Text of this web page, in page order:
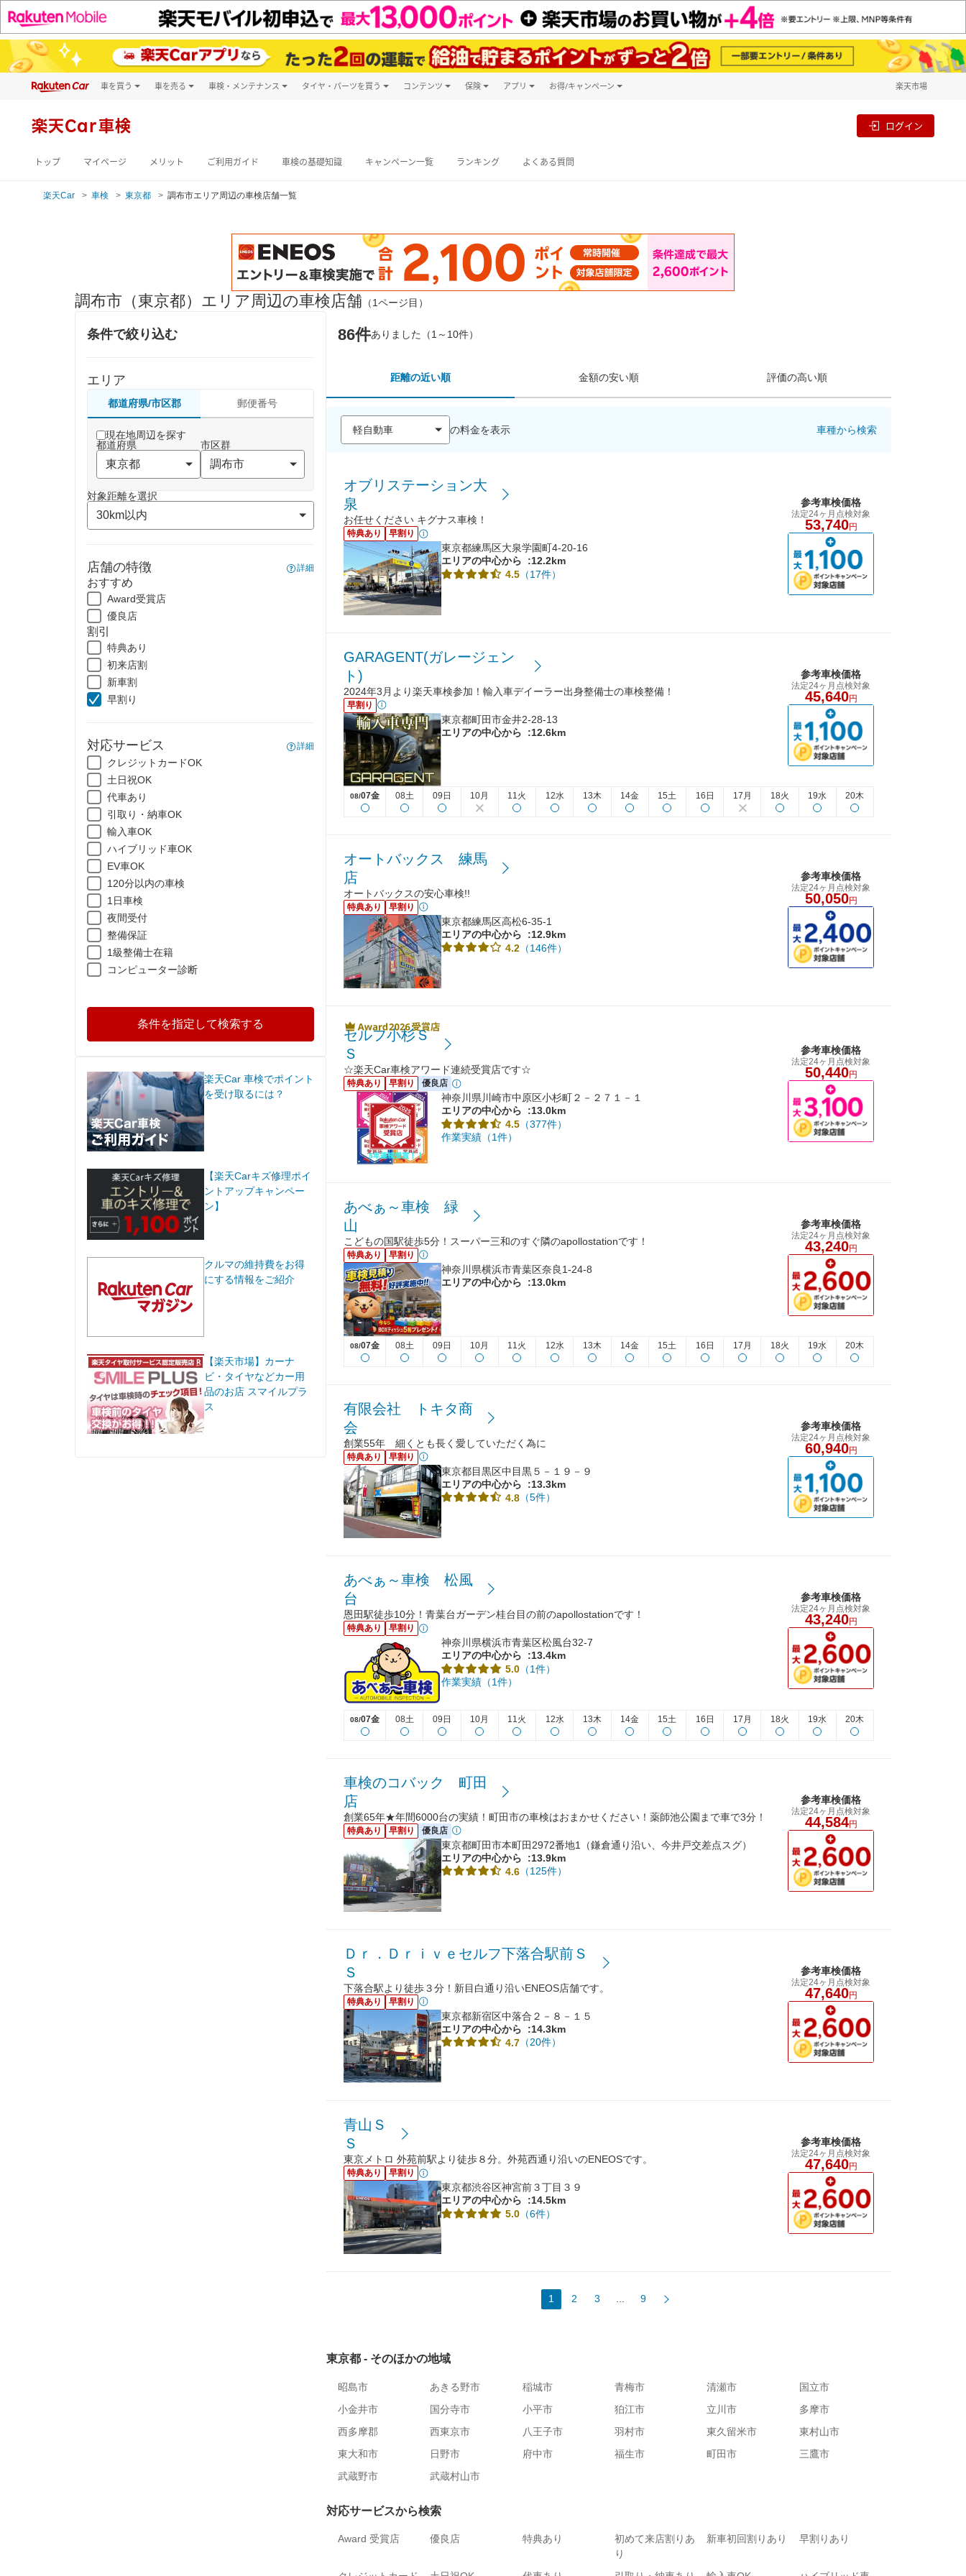
車を買う
新車
車を売る 車検・メンテナンス タイヤ・パーツを買う コンテンツ 保険 アプリ お得/キャンペーン 楽天市場
楽天Car車検 ログイン
トップ マイページ メリット ご利用ガイド 車検の基礎知識 キャンペーン一覧 ランキング よくある質問
楽天Car 車検 東京都 調布市エリア周辺の車検店舗一覧
調布市（東京都）エリア周辺の車検店舗 （1ページ目）
条件で絞り込む
エリア
都道府県/市区郡 郵便番号
現在地周辺を探す
都道府県
市区群
対象距離を選択
店舗の特徴 詳細
おすすめ
Award受賞店
優良店
割引
特典あり
初来店割
新車割
早割り
対応サービス 詳細
クレジットカードOK
土日祝OK
代車あり
引取り・納車OK
輸入車OK
ハイブリッド車OK
EV車OK
120分以内の車検
1日車検
夜間受付
整備保証
1級整備士在籍
コンピューター診断
条件を指定して検索する
楽天Car 車検でポイント
を受け取るには？
【楽天Carキズ修理ポイ
ントアップキャンペー
ン】
クルマの維持費をお得
にする情報をご紹介
【楽天市場】カーナ
ビ・タイヤなどカー用
品のお店 スマイルプラ
ス
86件ありました（1～10件）
距離の近い順 金額の安い順 評価の高い順
の料金を表示 車種から検索
オブリステーション大
泉
お任せください キグナス車検！
特典あり 早割り
東京都練馬区大泉学園町4-20-16
エリアの中心から
:12.2km
4.5 （17件）
参考車検価格
法定24ヶ月点検対象
53,740円
GARAGENT(ガレージェン
ト)
2024年3月より楽天車検参加！輸入車デイーラー出身整備士の車検整備！
早割り
東京都町田市金井2-28-13
エリアの中心から
:12.6km
参考車検価格
法定24ヶ月点検対象
45,640円
08/07金 08土 09日 10月 11火 12水 13木 14金 15土 16日 17月 18火 19水 20木
オートバックス 練馬
店
オートバックスの安心車検!!
特典あり 早割り
東京都練馬区高松6-35-1
エリアの中心から
:12.9km
4.2 （146件）
参考車検価格
法定24ヶ月点検対象
50,050円
セルフ小杉Ｓ
Ｓ
☆楽天Car車検アワード連続受賞店です☆
特典あり 早割り 優良店
神奈川県川崎市中原区小杉町２－２７１－１
エリアの中心から
:13.0km
4.5 （377件）
作業実績（1件）
参考車検価格
法定24ヶ月点検対象
50,440円
あべぁ～車検 緑
山
こどもの国駅徒歩5分！スーパー三和のすぐ隣のapollostationです！
特典あり 早割り
神奈川県横浜市青葉区奈良1-24-8
エリアの中心から
:13.0km
参考車検価格
法定24ヶ月点検対象
43,240円
08/07金 08土 09日 10月 11火 12水 13木 14金 15土 16日 17月 18火 19水 20木
有限会社 トキタ商
会
創業55年 細くとも長く愛していただく為に
特典あり 早割り
東京都目黒区中目黒５－１９－９
エリアの中心から
:13.3km
4.8 （5件）
参考車検価格
法定24ヶ月点検対象
60,940円
あべぁ～車検 松風
台
恩田駅徒歩10分！青葉台ガーデン桂台目の前のapollostationです！
特典あり 早割り
神奈川県横浜市青葉区松風台32-7
エリアの中心から
:13.4km
5.0 （1件）
作業実績（1件）
参考車検価格
法定24ヶ月点検対象
43,240円
08/07金 08土 09日 10月 11火 12水 13木 14金 15土 16日 17月 18火 19水 20木
車検のコバック 町田
店
創業65年★年間6000台の実績！町田市の車検はおまかせください！薬師池公園まで車で3分！
特典あり 早割り 優良店
東京都町田市本町田2972番地1（鎌倉通り沿い、今井戸交差点スグ）
エリアの中心から
:13.9km
4.6 （125件）
参考車検価格
法定24ヶ月点検対象
44,584円
Ｄｒ．Ｄｒｉｖｅセルフ下落合駅前Ｓ
Ｓ
下落合駅より徒歩３分！新目白通り沿いENEOS店舗です。
特典あり 早割り
東京都新宿区中落合２－８－１５
エリアの中心から
:14.3km
4.7 （20件）
参考車検価格
法定24ヶ月点検対象
47,640円
青山Ｓ
Ｓ
東京メトロ 外苑前駅より徒歩８分。外苑西通り沿いのENEOSです。
特典あり 早割り
東京都渋谷区神宮前３丁目３９
エリアの中心から
:14.5km
5.0 （6件）
参考車検価格
法定24ヶ月点検対象
47,640円
1 2 3 ... 9
東京都 - そのほかの地域
昭島市 あきる野市 稲城市 青梅市 清瀬市
国立市
小金井市
国分寺市 小平市 狛江市 立川市
多摩市
西多摩郡
西東京市 八王子市 羽村市 東久留米市
東村山市
東大和市
日野市 府中市 福生市 町田市
三鷹市
武蔵野市
武蔵村山市
対応サービスから検索
Award 受賞店 優良店 特典あり
初めて来店割りあ
り
新車初回割りあり 早割りあり